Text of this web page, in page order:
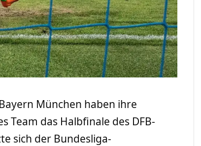
München haben ihre
Team das Halbfinale des DFB-
sich der Bundesliga-